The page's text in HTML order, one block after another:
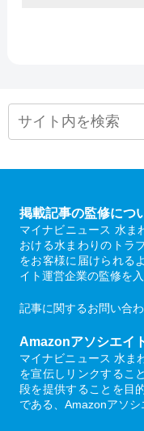
掲載記事の監修につ
マイナビニュース 水ま
おける水まわりのトラ
をお客様に届けられる
イト運営企業の監修を入
記事に関するお問い合
Amazonアソシエイ
マイナビニュース 水ま
を宣伝しリンクするこ
段を提供することを目
である、Amazonアソシ